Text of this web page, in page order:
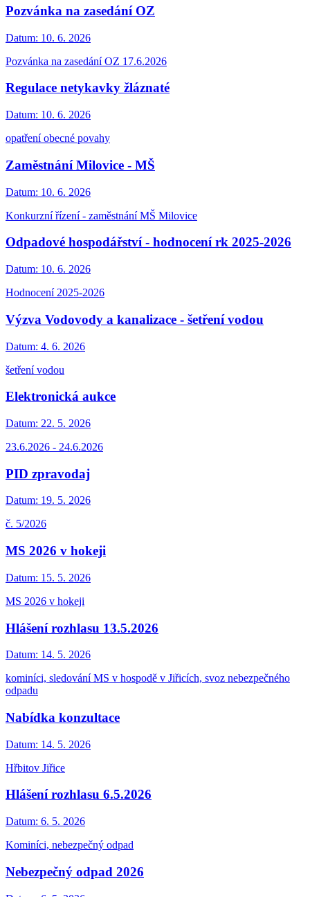
Pozvánka na zasedání OZ
Datum: 10. 6. 2026
Pozvánka na zasedání OZ 17.6.2026
Regulace netykavky žláznaté
Datum: 10. 6. 2026
opatření obecné povahy
Zaměstnání Milovice - MŠ
Datum: 10. 6. 2026
Konkurzní řízení - zaměstnání MŠ Milovice
Odpadové hospodářství - hodnocení rk 2025-2026
Datum: 10. 6. 2026
Hodnocení 2025-2026
Výzva Vodovody a kanalizace - šetření vodou
Datum: 4. 6. 2026
šetření vodou
Elektronická aukce
Datum: 22. 5. 2026
23.6.2026 - 24.6.2026
PID zpravodaj
Datum: 19. 5. 2026
č. 5/2026
MS 2026 v hokeji
Datum: 15. 5. 2026
MS 2026 v hokeji
Hlášení rozhlasu 13.5.2026
Datum: 14. 5. 2026
kominíci, sledování MS v hospodě v Jiřicích, svoz nebezpečného
odpadu
Nabídka konzultace
Datum: 14. 5. 2026
Hřbitov Jiřice
Hlášení rozhlasu 6.5.2026
Datum: 6. 5. 2026
Kominíci, nebezpečný odpad
Nebezpečný odpad 2026